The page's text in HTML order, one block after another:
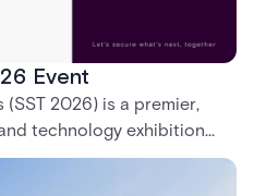
Event
(SST 2026) is a premier,
technology exhibition
security
in Kortrijk, Belgium.